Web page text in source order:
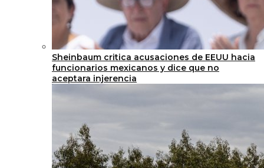
Sheinbaum critica acusaciones de EEUU hacia
funcionarios mexicanos y dice que no
aceptara injerencia